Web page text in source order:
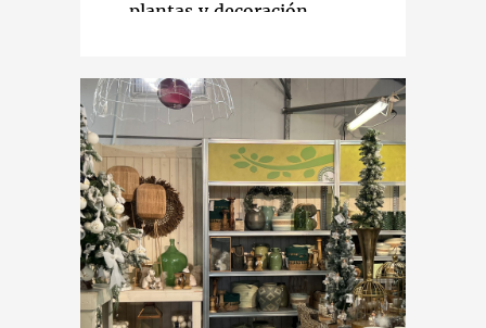
plantas y decoración